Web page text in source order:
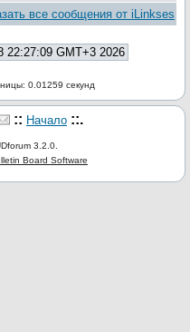
все сообщения от iLinkses
22:27:09 GMT+3 2026
0.01259 секунд
:: Начало ::.
3.2.0.
Board Software